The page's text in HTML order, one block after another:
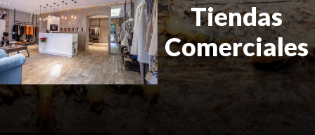
Tiendas
Comerciales